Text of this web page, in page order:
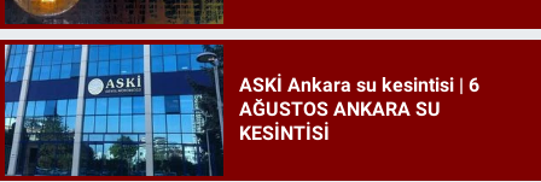
ASKİ Ankara su kesintisi | 6
AĞUSTOS ANKARA SU
KESİNTİSİ